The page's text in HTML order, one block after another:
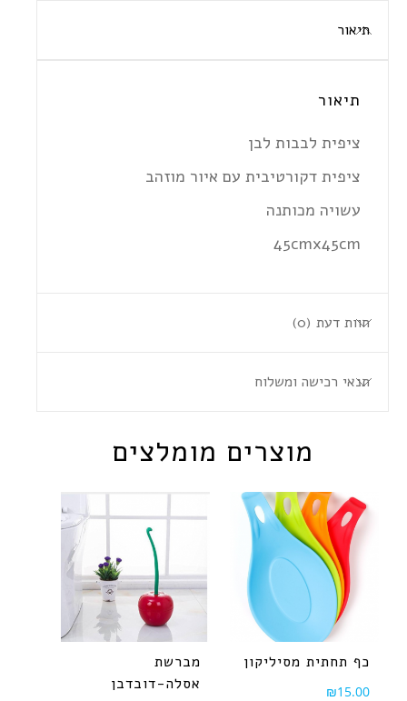
תיאור
תיאור
ציפית לבבות לבן
ציפית דקורטיבית עם איור מוזהב
עשויה מכותנה
45cmx45cm
חוות דעת (0)
תנאי רכישה ומשלוח
מוצרים מומלצים
כף תחתית מסיליקון
₪15.00
מברשת
אסלה-דובדבן